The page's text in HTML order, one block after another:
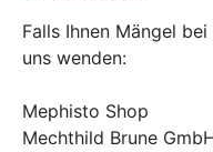
Falls Ihnen Mängel
uns wenden:
Mephisto Shop
Mechthild Brune